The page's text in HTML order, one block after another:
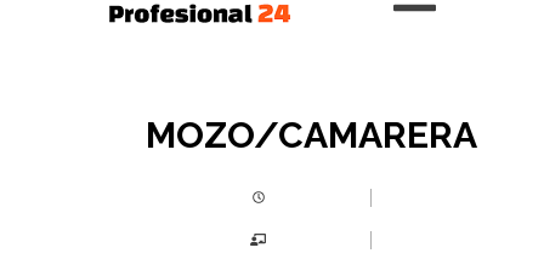
MOZO/CAMARERA